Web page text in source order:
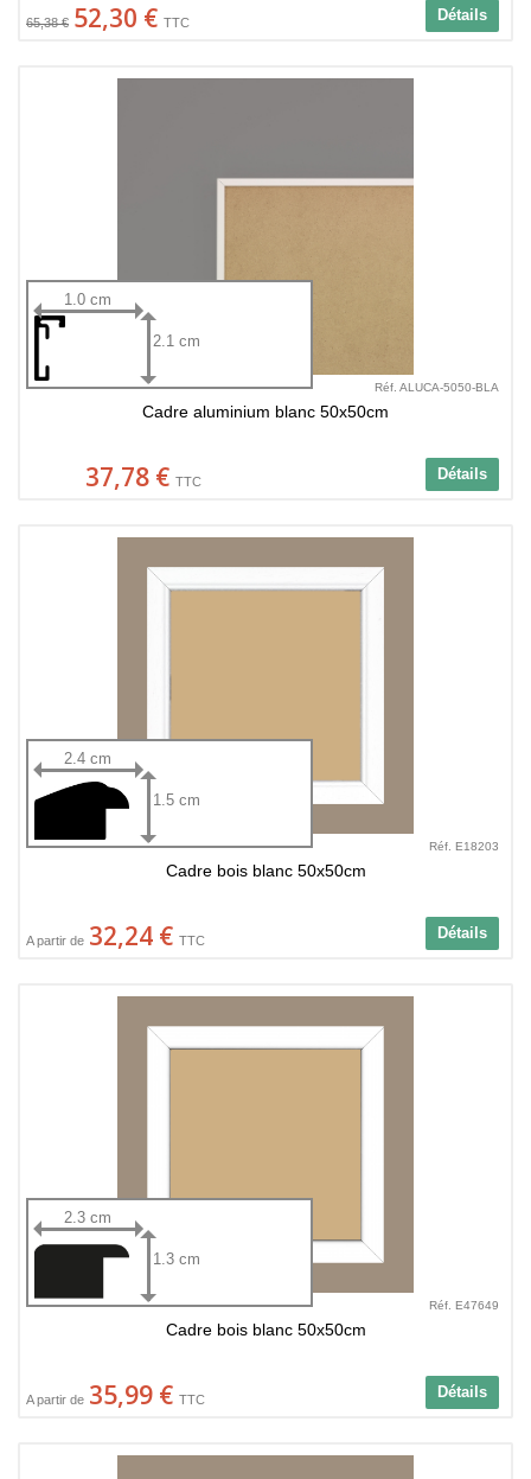
Détails
65,38 € 52,30 € TTC
1.0 cm
2.1 cm
Réf. ALUCA-5050-BLA
Cadre aluminium blanc 50x50cm
Détails
37,78 € TTC
2.4 cm
1.5 cm
Réf. E18203
Cadre bois blanc 50x50cm
Détails
A partir de 32,24 € TTC
2.3 cm
1.3 cm
Réf. E47649
Cadre bois blanc 50x50cm
Détails
A partir de 35,99 € TTC